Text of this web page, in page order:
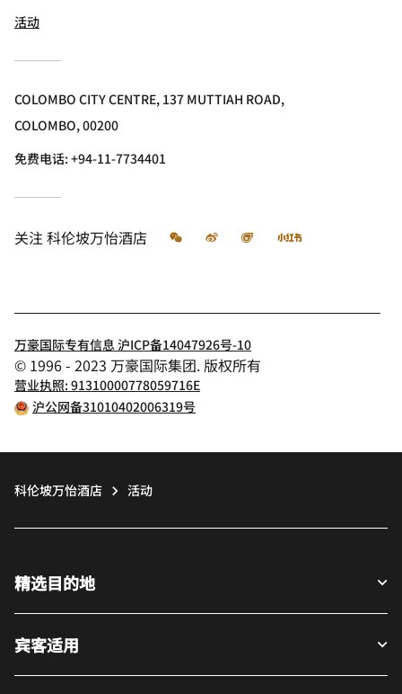
活动
COLOMBO CITY CENTRE, 137 MUTTIAH ROAD,
COLOMBO, 00200
免费电话:+94-11-7734401
关注科伦坡万怡酒店 微信 微博 飞猪 小红书
万豪国际专有信息 沪ICP备14047926号-10
© 1996 - 2023 万豪国际集团. 版权所有
营业执照: 91310000778059716E
沪公网备31010402006319号
科伦坡万怡酒店 活动
精选目的地
宾客适用